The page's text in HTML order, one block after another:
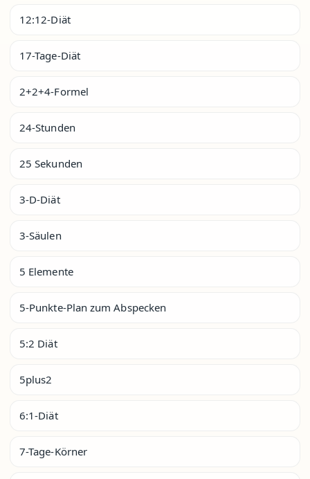
12:12-Diät
17-Tage-Diät
2+2+4-Formel
24-Stunden
25 Sekunden
3-D-Diät
3-Säulen
5 Elemente
5-Punkte-Plan zum Abspecken
5:2 Diät
5plus2
6:1-Diät
7-Tage-Körner